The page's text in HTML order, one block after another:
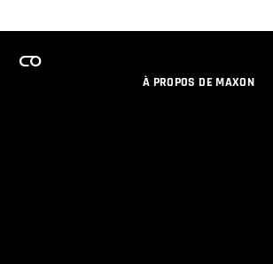
À PROPOS DE MAXON